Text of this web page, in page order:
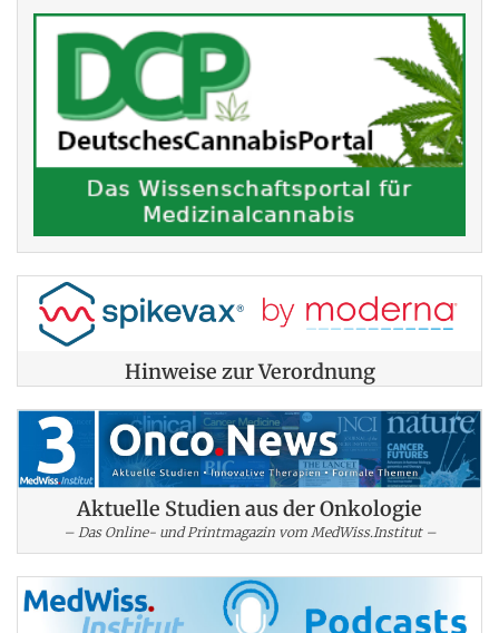
Hinweise zur Verordnung
Aktuelle Studien aus der Onkologie
– Das Online- und Printmagazin vom MedWiss.Institut –